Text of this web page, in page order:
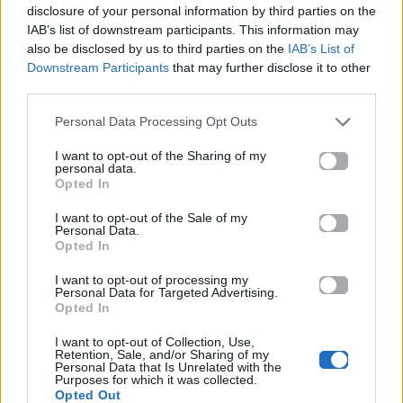
disclosure of your personal information by third parties on the
IAB’s list of downstream participants. This information may
also be disclosed by us to third parties on the IAB’s List of
Downstream Participants that may further disclose it to other
Personal Data Processing Opt Outs
I want to opt-out of the Sharing of my
personal data.
Opted In
I want to opt-out of the Sale of my
Personal Data.
Opted In
I want to opt-out of processing my
Personal Data for Targeted Advertising.
Opted In
I want to opt-out of Collection, Use,
Retention, Sale, and/or Sharing of my
Personal Data that Is Unrelated with the
Purposes for which it was collected.
Opted Out
News
Δες αυτή την Κυριακή στο Μad TV το
BUD για τo 2017, με τον DJ Chris Child!
11.08.2017